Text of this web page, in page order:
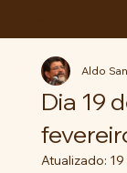
Dia 19
Aldo
Atualizado: